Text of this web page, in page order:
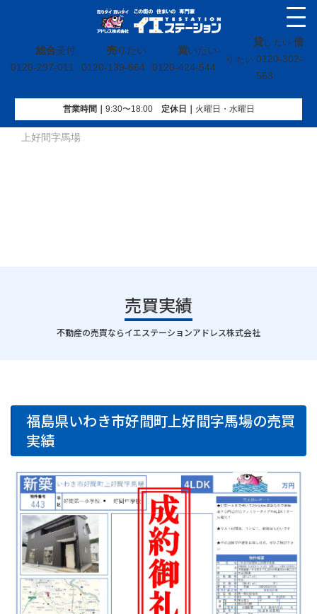
総合受付
0120-297-011
売りたい
0120-139-664
買いたい
0120-424-544
貸し たい 借
り たい 0120-302-
563
営業時間｜ 9:30〜18:00定休⽇｜ 火曜⽇・水曜⽇
イエステーション»売買実績»戸建»福島県いわき市好間町
上好間字馬場
売買実績
｜
不動産の売買ならイエステーションアドレス株式会社
福島県いわき市好間町上好間字馬場の売買
実績